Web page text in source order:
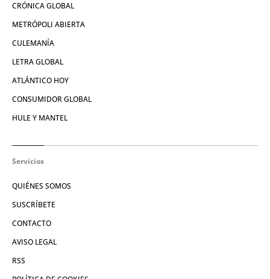
CRÓNICA GLOBAL
METRÓPOLI ABIERTA
CULEMANÍA
LETRA GLOBAL
ATLÁNTICO HOY
CONSUMIDOR GLOBAL
HULE Y MANTEL
Servicios
QUIÉNES SOMOS
SUSCRÍBETE
CONTACTO
AVISO LEGAL
RSS